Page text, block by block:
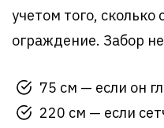
учетом того, сколько
ограждение. Забор
75 см — если он
220 см — если